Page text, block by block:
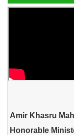
Amir Khasru
Honorable